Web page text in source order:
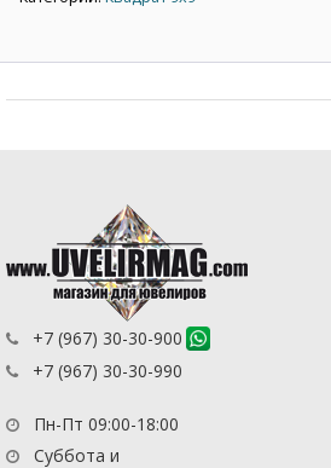
+7 (967) 30-30-900
+7 (967) 30-30-990
Пн-Пт 09:00-18:00
Суббота и